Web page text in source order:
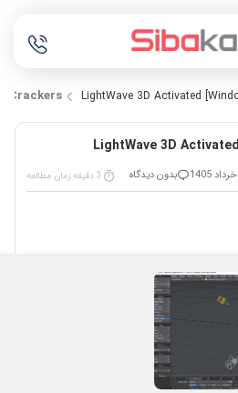
Crackers LightWave 3D Activated
LightWave 3D
بدون دیدگاه 3 دقیقه زمان مطالعه